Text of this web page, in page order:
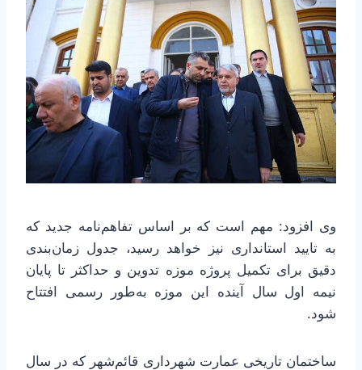
وی افزود: مهم است که بر اساس تفاهم‌نامه جدید که
به تایید استانداری نیز خواهد رسید، جدول زمان‌بندی
دقیق برای تکمیل پروژه موزه تدوین و حداکثر تا پایان
نیمه اول سال آینده این موزه به‌طور رسمی افتتاح
شود.
ساختمان تاریخی عمارت شهرداری قائم‌شهر که در سال